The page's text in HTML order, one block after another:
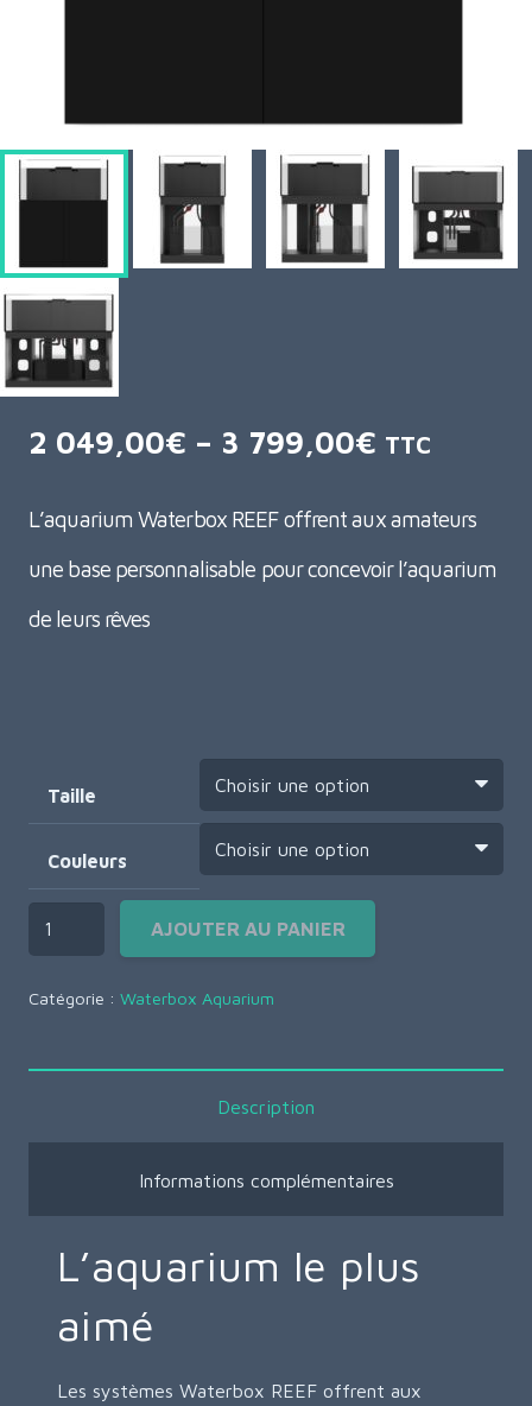
2 049,00€ – 3 799,00€ TTC
L’aquarium Waterbox REEF offrent aux amateurs
une base personnalisable pour concevoir l’aquarium
de leurs rêves
Taille
Couleurs
AJOUTER AU PANIER
Catégorie : Waterbox Aquarium
Description
Informations complémentaires
L’aquarium le plus
aimé
Les systèmes Waterbox REEF offrent aux